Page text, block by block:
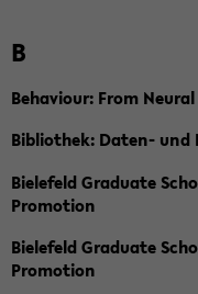
B
Behaviour: From
Bibliothek: Daten-
Bielefeld Graduate
Promotion
Bielefeld Graduate
Promotion